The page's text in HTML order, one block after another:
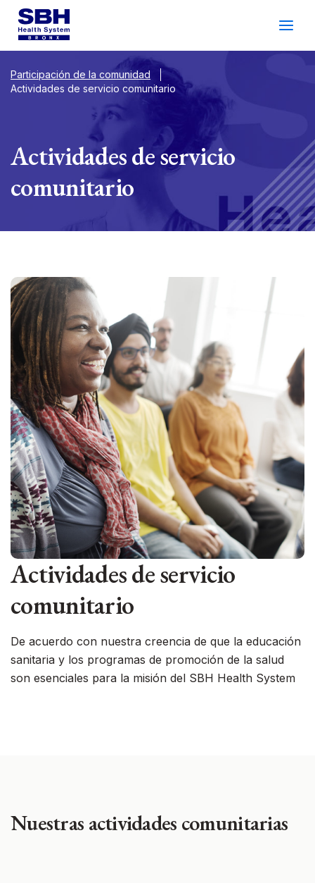
Gala De 2026
Apoyo
Ubicaciones
Inicio De Sesión Del
Servicios
Pacientes & Visitantes
Bienestar Comunitario
Acerca De SBH
un
Participación de la comunidad
Actividades de servicio comunitario
Actividades de servicio
comunitario
Actividades de servicio
comunitario
De acuerdo con nuestra creencia de que la educación
sanitaria y los programas de promoción de la salud
son esenciales para la misión del SBH Health System
Nuestras actividades comunitarias